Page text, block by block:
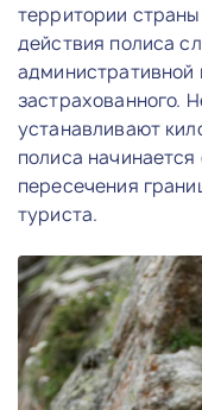
территории
действия полиса
застрахованного.
устанавливают
полиса
пересечения
туриста.